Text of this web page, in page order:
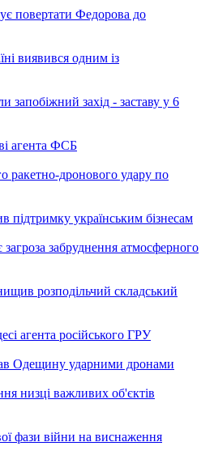
повертати Федорова до
виявився одним із
запобіжний захід - заставу у 6
агента ФСБ
ракетно-дронового удару по
підтримку українським бізнесам
забруднення атмосферного
розподільчий складський
агента російського ГРУ
Одещину ударними дронами
низці важливих об'єктів
фази війни на виснаження